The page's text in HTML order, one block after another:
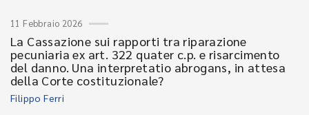
11 Febbraio 2026
La Cassazione sui rapporti tra riparazione
pecuniaria ex art. 322 quater c.p. e risarcimento
del danno. Una interpretatio abrogans, in attesa
della Corte costituzionale?
Filippo Ferri